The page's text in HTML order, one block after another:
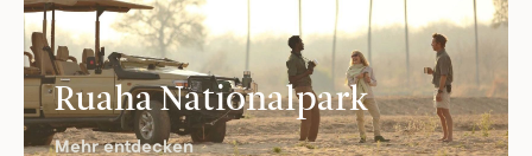
Ruaha Nationalpark
Mehr entdecken